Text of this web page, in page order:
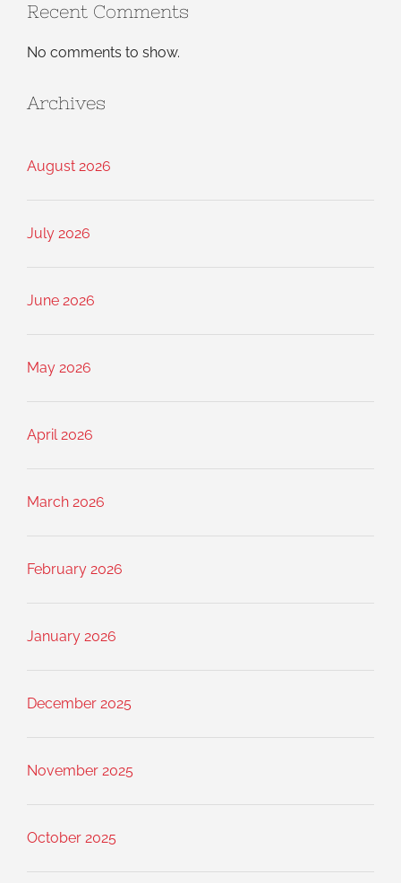
Recent Comments
No comments to show.
Archives
August 2026
July 2026
June 2026
May 2026
April 2026
March 2026
February 2026
January 2026
December 2025
November 2025
October 2025